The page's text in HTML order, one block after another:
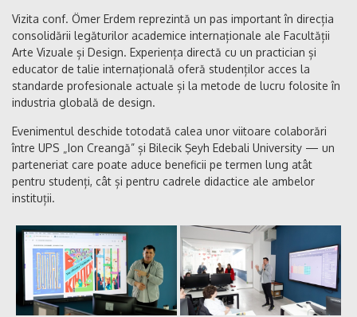
Vizita conf. Ömer Erdem reprezintă un pas important în direcția
consolidării legăturilor academice internaționale ale Facultății
Arte Vizuale și Design. Experiența directă cu un practician și
educator de talie internațională oferă studenților acces la
standarde profesionale actuale și la metode de lucru folosite în
industria globală de design.
Evenimentul deschide totodată calea unor viitoare colaborări
între UPS „Ion Creangă” și Bilecik Şeyh Edebali University — un
parteneriat care poate aduce beneficii pe termen lung atât
pentru studenți, cât și pentru cadrele didactice ale ambelor
instituții.